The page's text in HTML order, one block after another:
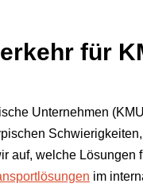
für
Unternehmen
auf, welche Lösungen
im